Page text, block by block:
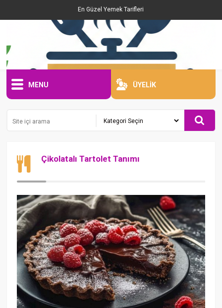
En Güzel Yemek Tarifleri
MENU ÜYELİK
Çikolatalı Tartolet Tanımı